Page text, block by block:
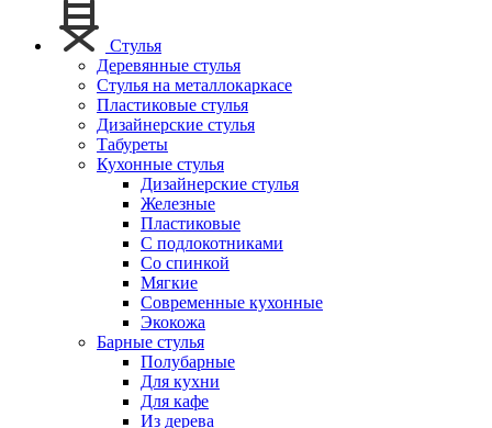
Стулья
Деревянные стулья
Стулья на металлокаркасе
Пластиковые стулья
Дизайнерские стулья
Табуреты
Кухонные стулья
Дизайнерские стулья
Железные
Пластиковые
С подлокотниками
Со спинкой
Мягкие
Современные кухонные
Экокожа
Барные стулья
Полубарные
Для кухни
Для кафе
Из дерева